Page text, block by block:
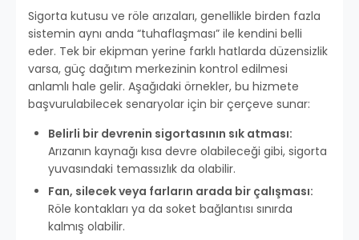
Sigorta kutusu ve röle arızaları, genellikle birden fazla
sistemin aynı anda “tuhaflaşması” ile kendini belli
eder. Tek bir ekipman yerine farklı hatlarda düzensizlik
varsa, güç dağıtım merkezinin kontrol edilmesi
anlamlı hale gelir. Aşağıdaki örnekler, bu hizmete
başvurulabilecek senaryolar için bir çerçeve sunar:
Belirli bir devrenin sigortasının sık atması:
Arızanın kaynağı kısa devre olabileceği gibi, sigorta
yuvasındaki temassızlık da olabilir.
Fan, silecek veya farların arada bir çalışması:
Röle kontakları ya da soket bağlantısı sınırda
kalmış olabilir.